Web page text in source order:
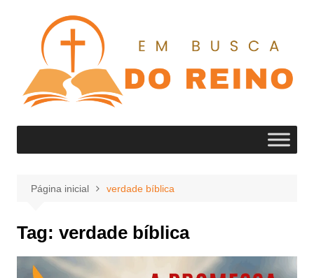
conteúdo
Página inicial verdade bíblica
Tag: verdade bíblica